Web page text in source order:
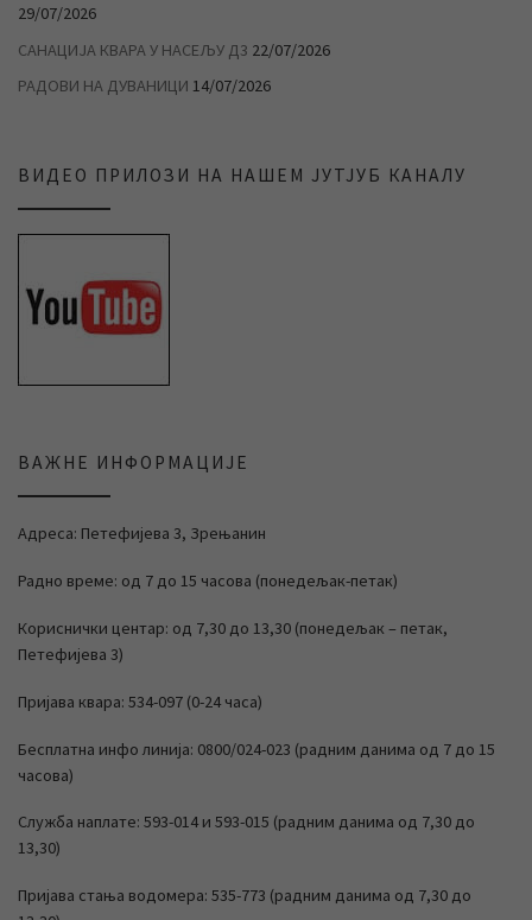
29/07/2026
САНАЦИЈА КВАРА У НАСЕЉУ Д3 22/07/2026
РАДОВИ НА ДУВАНИЦИ 14/07/2026
ВИДЕО ПРИЛОЗИ НА НАШЕМ ЈУТЈУБ КАНАЛУ
ВАЖНЕ ИНФОРМАЦИЈЕ
Адреса: Петефијева 3, Зрењанин
Радно време: од 7 до 15 часова (понедељак-петак)
Кориснички центар: од 7,30 до 13,30 (понедељак – петак,
Петефијева 3)
Пријава квара: 534-097 (0-24 часа)
Бесплатна инфо линија: 0800/024-023 (радним данима од 7 до 15
часова)
Служба наплате: 593-014 и 593-015 (радним данима од 7,30 до
13,30)
Пријава стања водомера: 535-773 (радним данима од 7,30 до